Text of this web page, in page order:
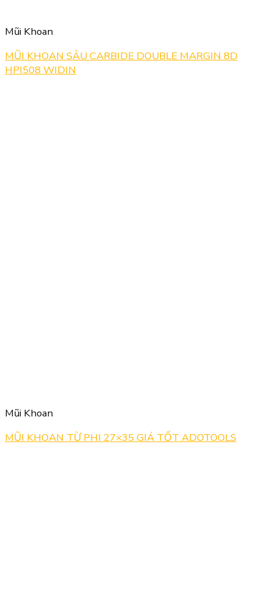
Mũi Khoan
MŨI KHOAN SÂU CARBIDE DOUBLE MARGIN 8D
HPI508 WIDIN
Mũi Khoan
MŨI KHOAN TỪ PHI 27×35 GIÁ TỐT ADOTOOLS